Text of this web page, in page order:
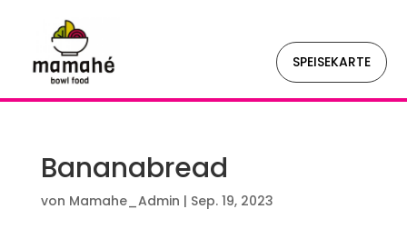
SPEISEKARTE
Bananabread
von Mamahe_Admin | Sep. 19, 2023